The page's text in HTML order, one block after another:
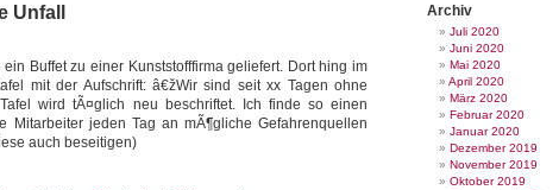
Unfall
Buffet zu einer Kunststofffirma geliefert. Dort hing im
mit der Aufschrift: â€žWir sind seit xx Tagen ohne
wird tÃ¤glich neu beschriftet. Ich finde so einen
Mitarbeiter jeden Tag an mÃ¶gliche Gefahrenquellen
auch beseitigen)
Archiv
Juli 2020
Juni 2020
Mai 2020
April 2020
März 2020
Februar 2020
Januar 2020
Dezember 2019
November 2019
Oktober 2019